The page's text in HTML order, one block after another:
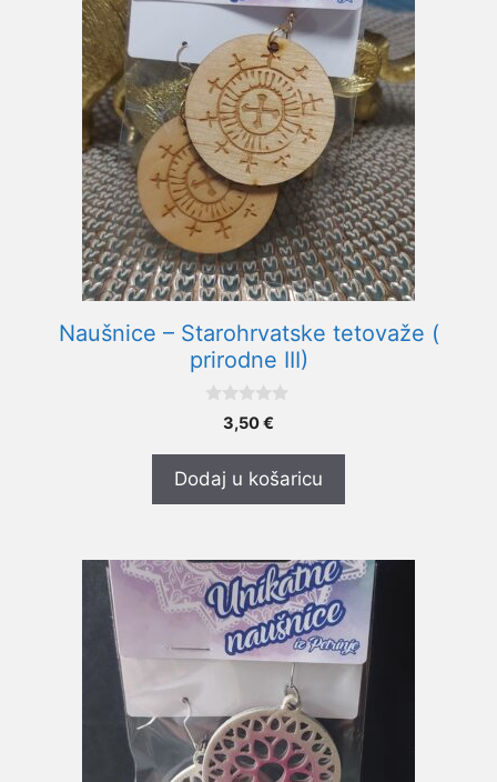
Naušnice – Starohrvatske tetovaže (
prirodne III)
3,50€
Dodaj u košaricu